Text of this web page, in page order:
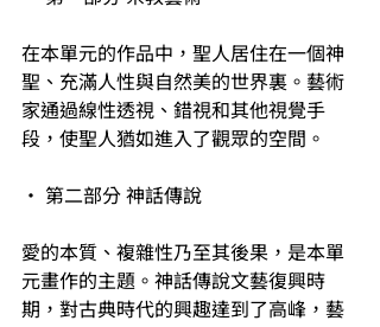
在本單元的作品中，聖人居住在一個神
聖、充滿人性與自然美的世界裏。藝術
家通過線性透視、錯視和其他視覺手
段，使聖人猶如進入了觀眾的空間。
• 第二部分 神話傳說
愛的本質、複雜性乃至其後果，是本單
元畫作的主題。神話傳說文藝復興時
期，對古典時代的興趣達到了高峰，藝